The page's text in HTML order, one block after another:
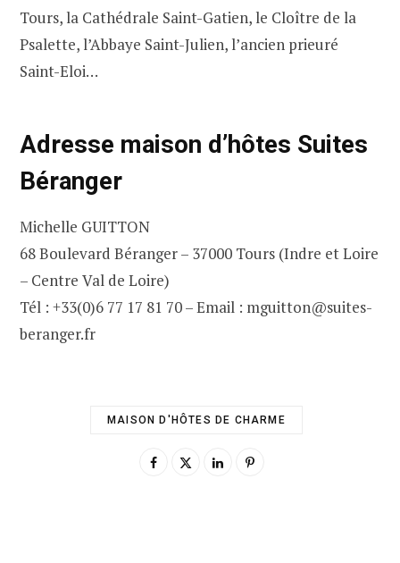
Tours, la Cathédrale Saint-Gatien, le Cloître de la
Psalette, l’Abbaye Saint-Julien, l’ancien prieuré
Saint-Eloi…
Adresse maison d’hôtes Suites
Béranger
Michelle GUITTON
68 Boulevard Béranger – 37000 Tours (Indre et Loire
– Centre Val de Loire)
Tél : +33(0)6 77 17 81 70 – Email : mguitton@suites-
beranger.fr
MAISON D'HÔTES DE CHARME